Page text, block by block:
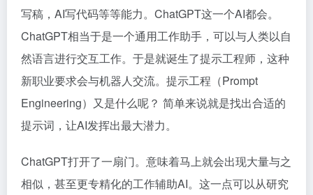
写稿，AI写代码等等能力。ChatGPT这一个AI都会。
ChatGPT相当于是一个通用工作助手，可以与人类以自
然语言进行交互工作。于是就诞生了提示工程师，这种
新职业要求会与机器人交流。提示工程（Prompt
Engineering）又是什么呢？ 简单来说就是找出合适的
提示词，让AI发挥出最大潜力。
ChatGPT打开了一扇门。意味着马上就会出现大量与之
相似，甚至更专精化的工作辅助AI。这一点可以从研究